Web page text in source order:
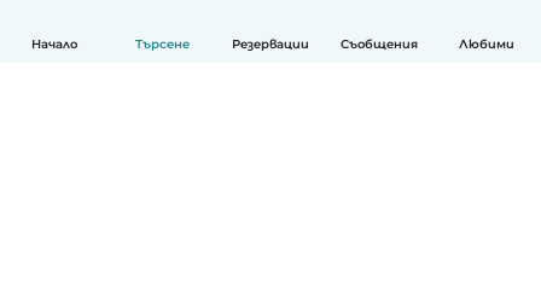
Начало Търсене Резервации Съобщения Любими